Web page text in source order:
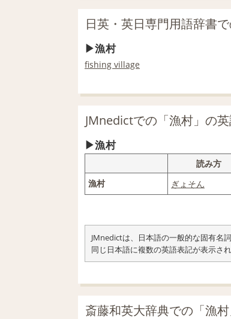
日英・英日専門用語辞書
漁村
fishing village
JMnedictでの「漁村」の
漁村
読み方
漁村
ぎょそん
JMnedictは、日本語の一般的な固有名
同じ日本語に複数の英語表記が表示さ
斎藤和英大辞典での「漁